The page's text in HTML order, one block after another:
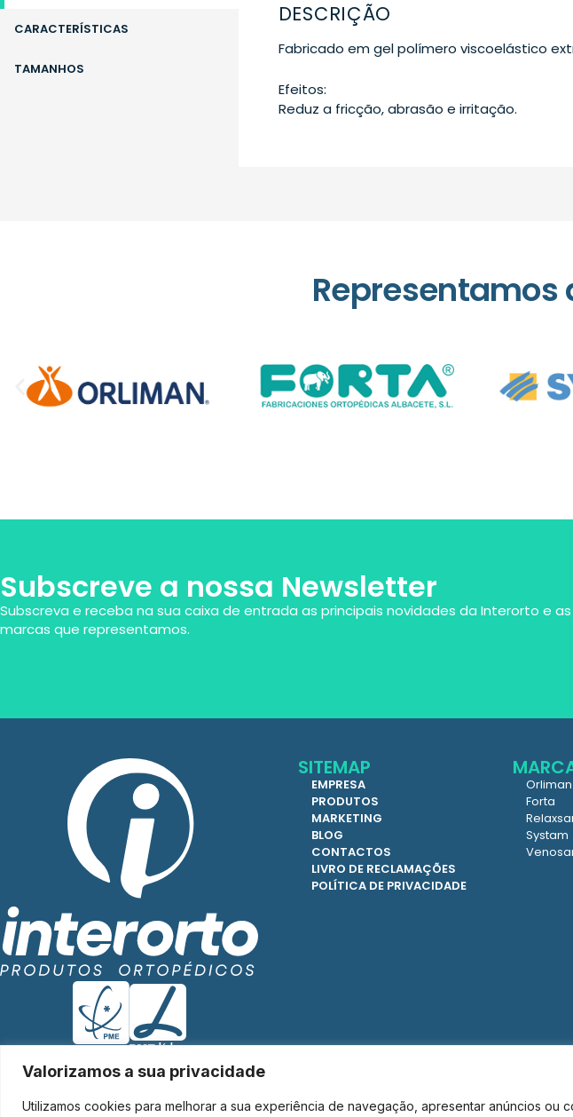
Valorizamos a sua privacidade
Utilizamos cookies para melhorar a sua experiência de navegação, apresentar anúncios ou
CARACTERÍSTICAS
TAMANHOS
DESCRIÇÃO
Fabricado em gel polímero viscoelástico
Efeitos:
Reduz a fricção, abrasão e irritação.
Representamos
Subscreve a nossa Newsletter
Subscreva e receba na sua caixa de entrada as principais novidades da Interorto e as
marcas que representamos.
SITEMAP
EMPRESA
PRODUTOS
MARKETING
BLOG
CONTACTOS
LIVRO DE RECLAMAÇÕES
POLÍTICA DE PRIVACIDADE
Orliman
Forta
Systam